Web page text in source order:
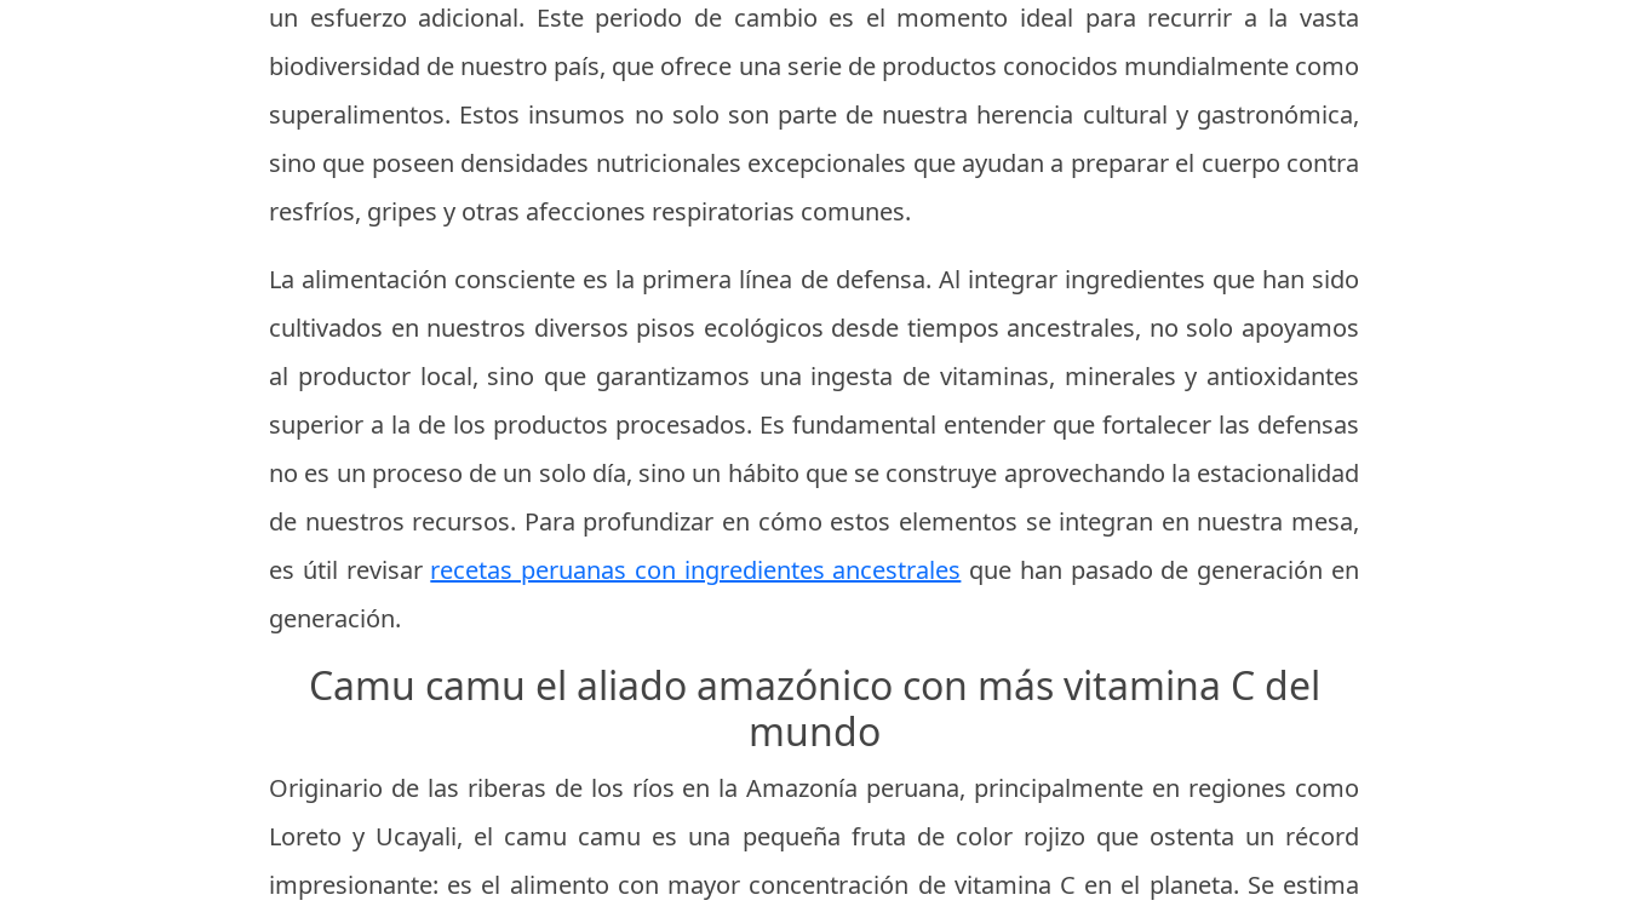
un esfuerzo adicional. Este periodo de cambio es el momento ideal para recurrir a la vasta
biodiversidad de nuestro país, que ofrece una serie de productos conocidos mundialmente como
superalimentos. Estos insumos no solo son parte de nuestra herencia cultural y gastronómica,
sino que poseen densidades nutricionales excepcionales que ayudan a preparar el cuerpo contra
resfríos, gripes y otras afecciones respiratorias comunes.
La alimentación consciente es la primera línea de defensa. Al integrar ingredientes que han sido
cultivados en nuestros diversos pisos ecológicos desde tiempos ancestrales, no solo apoyamos
al productor local, sino que garantizamos una ingesta de vitaminas, minerales y antioxidantes
superior a la de los productos procesados. Es fundamental entender que fortalecer las defensas
no es un proceso de un solo día, sino un hábito que se construye aprovechando la estacionalidad
de nuestros recursos. Para profundizar en cómo estos elementos se integran en nuestra mesa,
es útil revisar recetas peruanas con ingredientes ancestrales que han pasado de generación en
generación.
Camu camu el aliado amazónico con más vitamina C del
mundo
Originario de las riberas de los ríos en la Amazonía peruana, principalmente en regiones como
Loreto y Ucayali, el camu camu es una pequeña fruta de color rojizo que ostenta un récord
impresionante: es el alimento con mayor concentración de vitamina C en el planeta. Se estima